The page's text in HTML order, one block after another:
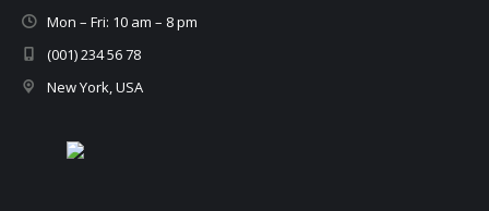
Mon – Fri: 10 am – 8 pm
(001) 234 56 78
New York, USA